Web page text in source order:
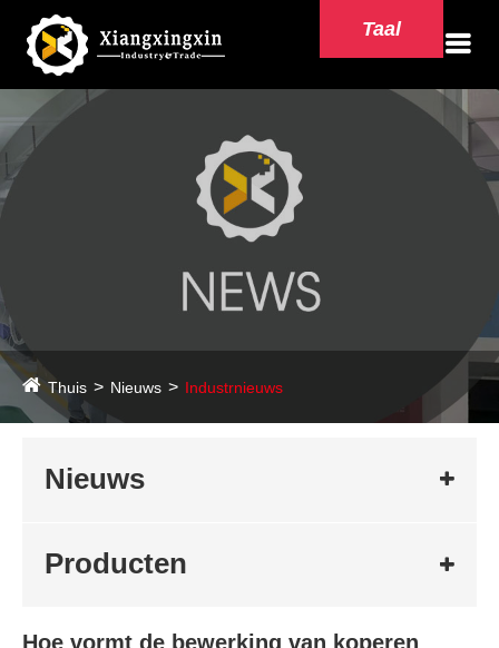
Taal
Thuis Nieuws Industrnieuws
Nieuws
Producten
Hoe vormt de bewerking van koperen